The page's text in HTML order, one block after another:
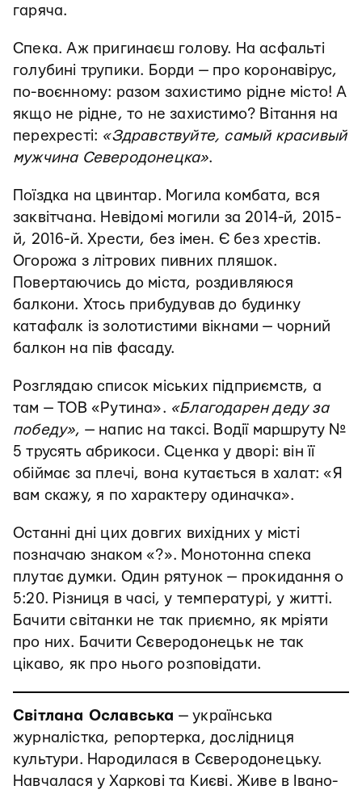
гаряча.
Спека. Аж пригинаєш голову. На асфальті
голубині трупики. Борди — про коронавірус,
по-воєнному: разом захистимо рідне місто! А
якщо не рідне, то не захистимо? Вітання на
перехресті: «Здравствуйте, самый красивый
мужчина Северодонецка».
Поїздка на цвинтар. Могила комбата, вся
заквітчана. Невідомі могили за 2014-й, 2015-
й, 2016-й. Хрести, без імен. Є без хрестів.
Огорожа з літрових пивних пляшок.
Повертаючись до міста, роздивляюся
балкони. Хтось прибудував до будинку
катафалк із золотистими вікнами — чорний
балкон на пів фасаду.
Розглядаю список міських підприємств, а
там — ТОВ «Рутина». «Благодарен деду за
победу», — напис на таксі. Водії маршруту №
5 трусять абрикоси. Сценка у дворі: він її
обіймає за плечі, вона кутається в халат: «Я
вам скажу, я по характеру одиначка».
Останні дні цих довгих вихідних у місті
позначаю знаком «?». Монотонна спека
плутає думки. Один рятунок — прокидання о
5:20. Різниця в часі, у температурі, у житті.
Бачити світанки не так приємно, як мріяти
про них. Бачити Сєверодонецьк не так
цікаво, як про нього розповідати.
Світлана Ославська — українська
журналістка, репортерка, дослідниця
культури. Народилася в Сєверодонецьку.
Навчалася у Харкові та Києві. Живе в Івано-